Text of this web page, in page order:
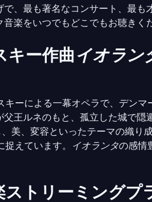
、最も著名なコンサート、最
楽をいつでもどこでもお聴きく
キー作曲イオラン
ーによる一幕オペラで、デン
王ルネのもと、孤立した城で
、変容といったテーマの織り
えています。 イオランタの感情
トリーミング